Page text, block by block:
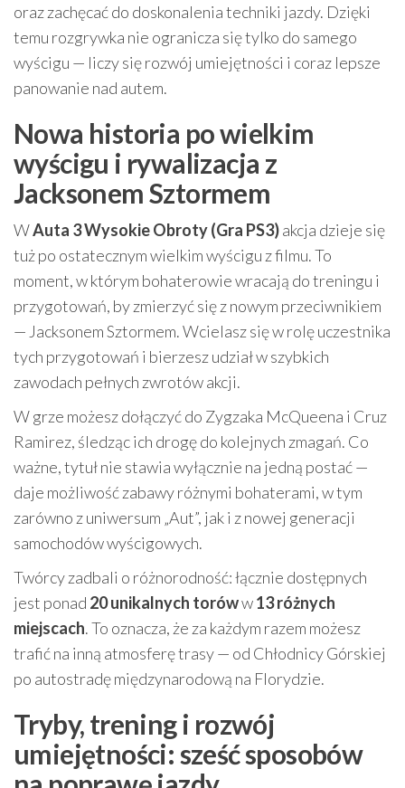
oraz zachęcać do doskonalenia techniki jazdy. Dzięki
temu rozgrywka nie ogranicza się tylko do samego
wyścigu — liczy się rozwój umiejętności i coraz lepsze
panowanie nad autem.
Nowa historia po wielkim
wyścigu i rywalizacja z
Jacksonem Sztormem
WAuta 3 Wysokie Obroty (Gra PS3)akcja dzieje się
tuż po ostatecznym wielkim wyścigu z filmu. To
moment, w którym bohaterowie wracają do treningu i
przygotowań, by zmierzyć się z nowym przeciwnikiem
— Jacksonem Sztormem. Wcielasz się w rolę uczestnika
tych przygotowań i bierzesz udział w szybkich
zawodach pełnych zwrotów akcji.
W grze możesz dołączyć do Zygzaka McQueena i Cruz
Ramirez, śledząc ich drogę do kolejnych zmagań. Co
ważne, tytuł nie stawia wyłącznie na jedną postać —
daje możliwość zabawy różnymi bohaterami, w tym
zarówno z uniwersum „Aut”, jak i z nowej generacji
samochodów wyścigowych.
Twórcy zadbali o różnorodność: łącznie dostępnych
jest ponad 20 unikalnych toróww13 różnych
miejscach. To oznacza, że za każdym razem możesz
trafić na inną atmosferę trasy — od Chłodnicy Górskiej
po autostradę międzynarodową na Florydzie.
Tryby, trening i rozwój
umiejętności: sześć sposobów